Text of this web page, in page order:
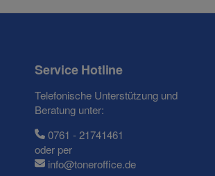
Frage zum Artikel
Service Hotline
Telefonische Unterstützung und
Beratung unter:
0761 - 21741461
oder per
info@toneroffice.de